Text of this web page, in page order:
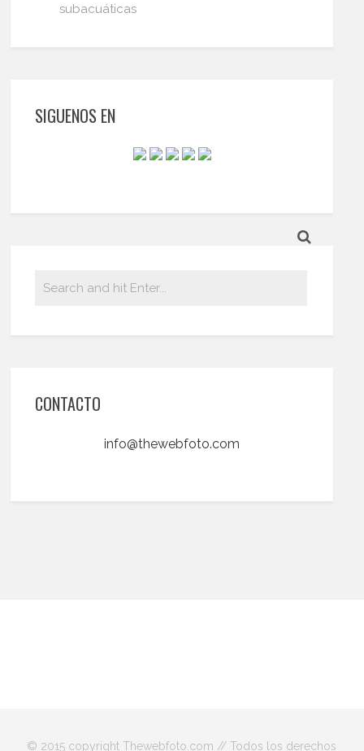
subacuáticas
SIGUENOS EN
CONTACTO
info@thewebfoto.com
© 2015 copyright Thewebfoto.com // Todos los derechos